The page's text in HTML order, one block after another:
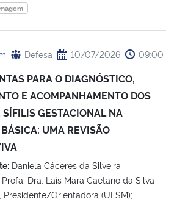
Defesa 10/07/2026 09:00
PARA O DIAGNÓSTICO,
E ACOMPANHAMENTO DOS
SÍFILIS GESTACIONAL NA
UMA REVISÃO
Daniela Cáceres da Silveira
Profa. Dra. Laís Mara Caetano da Silva
Presidente/Orientadora (UFSM);